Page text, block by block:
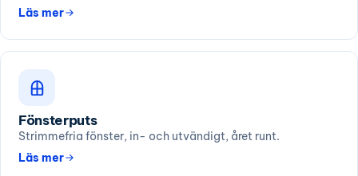
Läs mer
Fönsterputs
Strimmefria fönster, in- och utvändigt, året runt.
Läs mer